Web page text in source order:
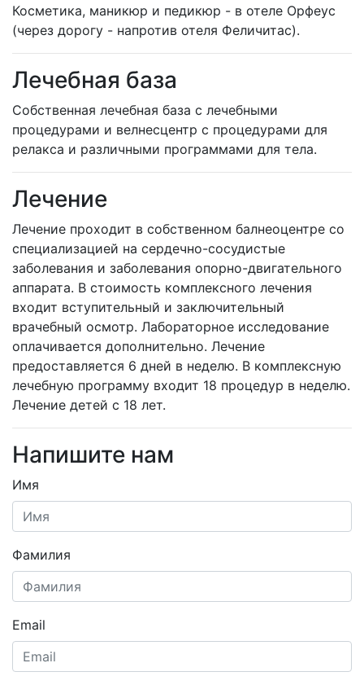
Косметика, маникюр и педикюр - в отеле Орфеус
(через дорогу - напротив отеля Феличитас).
Лечебная база
Собственная лечебная база с лечебными
процедурами и велнесцентр с процедурами для
релакса и различными программами для тела.
Лечение
Лечение проходит в собственном балнеоцентре со
специализацией на сердечно-сосудистые
заболевания и заболевания опорно-двигательного
аппарата. В стоимость комплексного лечения
входит вступительный и заключительный
врачебный осмотр. Лабораторное исследование
оплачивается дополнительно. Лечение
предоставляется 6 дней в неделю. В комплексную
лечебную программу входит 18 процедур в неделю.
Лечение детей с 18 лет.
Напишите нам
Имя
Фамилия
Email